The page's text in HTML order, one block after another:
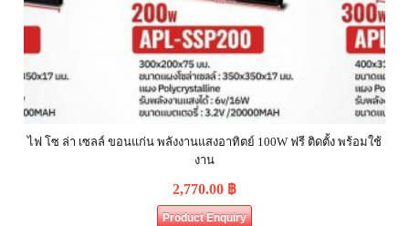
ไฟ โซ ล่า เซลล์ ขอนแก่น พลังงานแสงอาทิตย์ 100W ฟรี ติดตั้ง พร้อมใช้
งาน
2,770.00 ฿
Product Enquiry